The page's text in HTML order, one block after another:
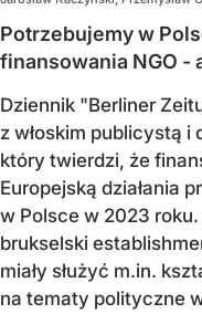
Potrzebujemy w
finansowania NGO -
Dziennik "Berliner
z włoskim publicystą i
który twierdzi, że
Europejską działania
w Polsce w 2023
brukselski
miały służyć m.in.
na tematy polityczne